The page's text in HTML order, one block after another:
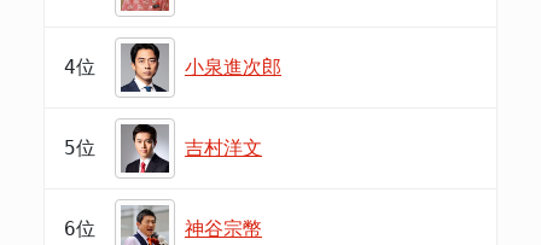
4位 小泉進次郎
5位 吉村洋文
6位 神谷宗幣